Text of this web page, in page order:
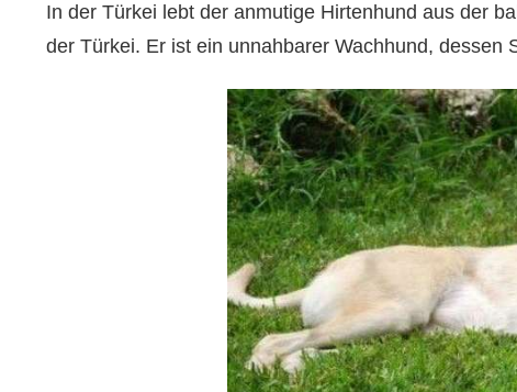
In der Türkei lebt der anmutige Hirtenhund aus der
der Türkei. Er ist ein unnahbarer Wachhund, dessen